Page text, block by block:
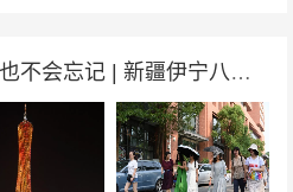
从来不需要想起，永远也不会忘记 | 新疆伊宁八中87届同学聚会